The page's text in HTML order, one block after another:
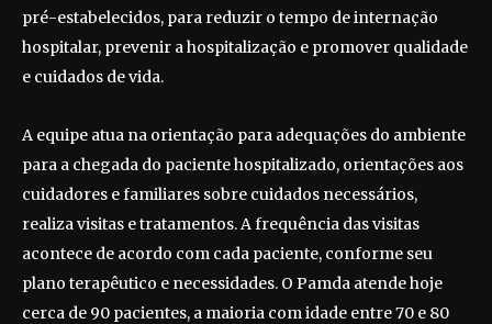
pré-estabelecidos, para reduzir o tempo de internação
hospitalar, prevenir a hospitalização e promover qualidade
e cuidados de vida.
A equipe atua na orientação para adequações do ambiente
para a chegada do paciente hospitalizado, orientações aos
cuidadores e familiares sobre cuidados necessários,
realiza visitas e tratamentos. A frequência das visitas
acontece de acordo com cada paciente, conforme seu
plano terapêutico e necessidades. O Pamda atende hoje
cerca de 90 pacientes, a maioria com idade entre 70 e 80